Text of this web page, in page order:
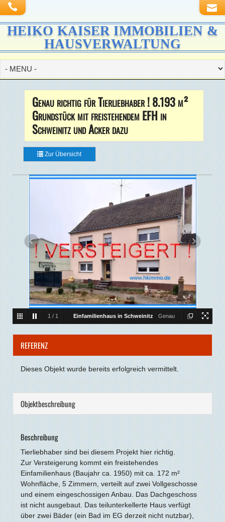
HEIKO KAISER IMMOBILIEN &
HAUSVERWALTUNG
Genau richtig für Tierliebhaber ! 8.193 m²
Grundstück mit freistehendem EFH in
Schweinitz und Acker dazu
Zur Übersicht
1 / 1 Einfamilienhaus in Schweinitz Genau
REFERENZ
Dieses Objekt wurde bereits erfolgreich vermittelt.
Objekt­beschreibung
Beschreibung
Tierliebhaber sind bei diesem Projekt hier richtig.
Zur Versteigerung kommt ein freistehendes
Einfamilienhaus (Baujahr ca. 1950) mit ca. 172 m²
Wohnfläche, 5 Zimmern, verteilt auf zwei Vollgeschosse
und einem eingeschossigen Anbau. Das Dachgeschoss
ist nicht ausgebaut. Das teilunterkellerte Haus verfügt
über zwei Bäder (ein Bad im EG derzeit nicht nutzbar),